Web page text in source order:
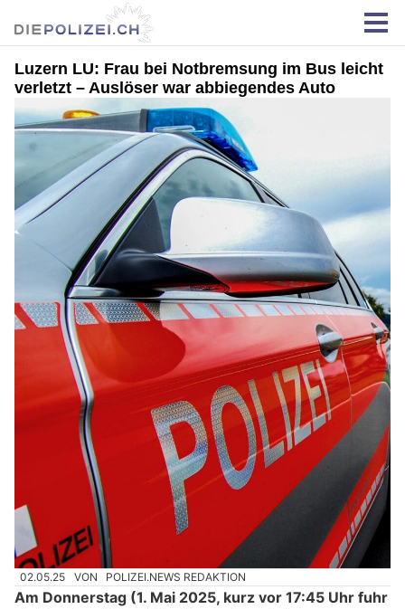
Luzern LU: Frau bei Notbremsung im Bus leicht
verletzt – Auslöser war abbiegendes Auto
02.05.25 VON POLIZEI.NEWS REDAKTION
Am Donnerstag (1. Mai 2025, kurz vor 17:45 Uhr fuhr